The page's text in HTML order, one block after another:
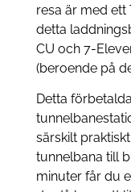
resa är med
detta
CU och 7-
(beroende på
Detta
särskilt
tunnelbana till
minuter får du